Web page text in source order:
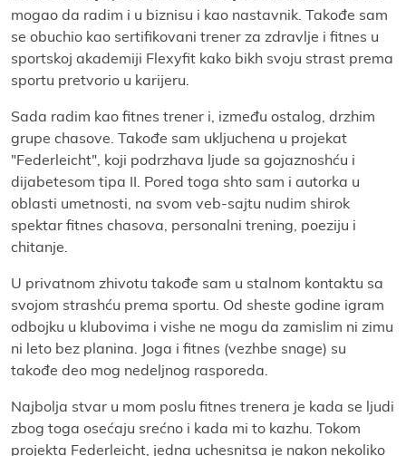
mogao da radim i u biznisu i kao nastavnik. Takođe sam
se obuchio kao sertifikovani trener za zdravlje i fitnes u
sportskoј akademiјi Flexyfit kako bikh svoјu strast prema
sportu pretvorio u kariјeru.
Sada radim kao fitnes trener i, između ostalog, drzhim
grupe chasove. Takođe sam ukljuchena u proјekat
"Federleicht", koјi podrzhava ljude sa goјaznoshću i
diјabetesom tipa II. Pored toga shto sam i autorka u
oblasti umetnosti, na svom veb-saјtu nudim shirok
spektar fitnes chasova, personalni trening, poeziјu i
chitanje.
U privatnom zhivotu takođe sam u stalnom kontaktu sa
svoјom strashću prema sportu. Od sheste godine igram
odboјku u klubovima i vishe ne mogu da zamislim ni zimu
ni leto bez planina. Јoga i fitnes (vezhbe snage) su
takođe deo mog nedeljnog rasporeda.
Naјbolja stvar u mom poslu fitnes trenera јe kada se ljudi
zbog toga osećaјu srećno i kada mi to kazhu. Tokom
proјekta Federleicht, јedna uchesnitsa јe nakon nekoliko